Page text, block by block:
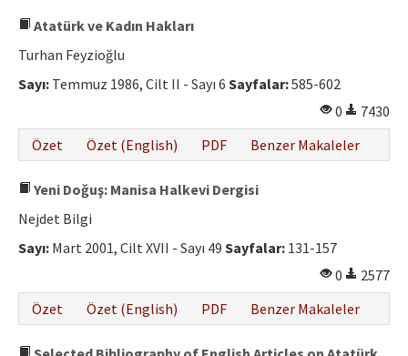
Atatürk ve Kadın Hakları
Turhan Feyzioğlu
Sayı: Temmuz 1986, Cilt II - Sayı 6 Sayfalar:585-602
0
7430
Özet
Özet (English) PDF Benzer Makaleler
Yeni Doğuş: Manisa Halkevi Dergisi
Nejdet Bilgi
Sayı: Mart 2001, Cilt XVII - Sayı 49 Sayfalar: 131-157
0
2577
Özet
Özet (English) PDF Benzer Makaleler